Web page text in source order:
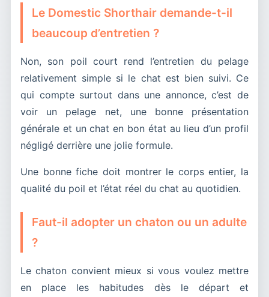
Le Domestic Shorthair demande-t-il
beaucoup d’entretien ?
Non, son poil court rend l’entretien du pelage
relativement simple si le chat est bien suivi. Ce
qui compte surtout dans une annonce, c’est de
voir un pelage net, une bonne présentation
générale et un chat en bon état au lieu d’un profil
négligé derrière une jolie formule.
Une bonne fiche doit montrer le corps entier, la
qualité du poil et l’état réel du chat au quotidien.
Faut-il adopter un chaton ou un adulte
?
Le chaton convient mieux si vous voulez mettre
en place les habitudes dès le départ et